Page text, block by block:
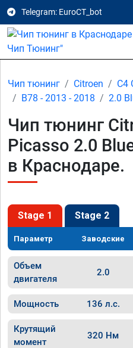
Telegram: EuroCT_bot
Чип тюнинг Citroen
C4
B78 - 2013 - 2018
2.0
Чип тюнинг
Picasso 2.0
в Краснодаре.
Stage 1 Stage 2
Параметр Заводские
Объем
двигателя
2.0
Мощность 136 л.с.
Крутящий
момент
320 Нм